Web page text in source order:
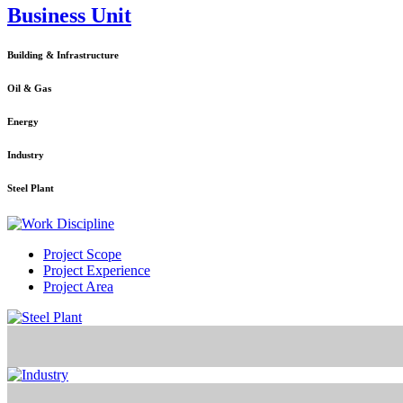
Business Unit
Building & Infrastructure
Oil & Gas
Energy
Industry
Steel Plant
Project Scope
Project Experience
Project Area